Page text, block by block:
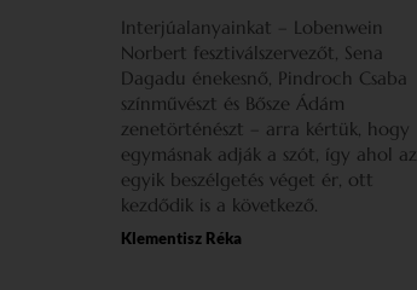
Interjúalanyainkat – Lobenwein
Norbert fesztiválszervezőt, Sena
Dagadu énekesnő, Pindroch Csaba
színművészt és Bősze Ádám
zenetörténészt – arra kértük, hogy
egymásnak adják a szót, így ahol az
egyik beszélgetés véget ér, ott
kezdődik is a következő.
Klementisz Réka